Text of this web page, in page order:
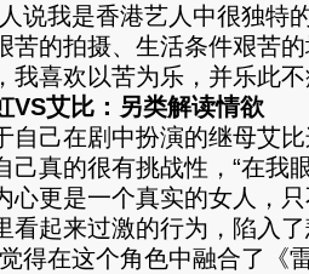
说我是香港艺人中很独特
苦的拍摄、生活条件艰苦
我喜欢以苦为乐，并乐此不
艾比：另类解读情欲
己在剧中扮演的继母艾比
己真的很有挑战性，“在我
心更是一个真实的女人，
看起来过激的行为，陷入
在这个角色中融合了《